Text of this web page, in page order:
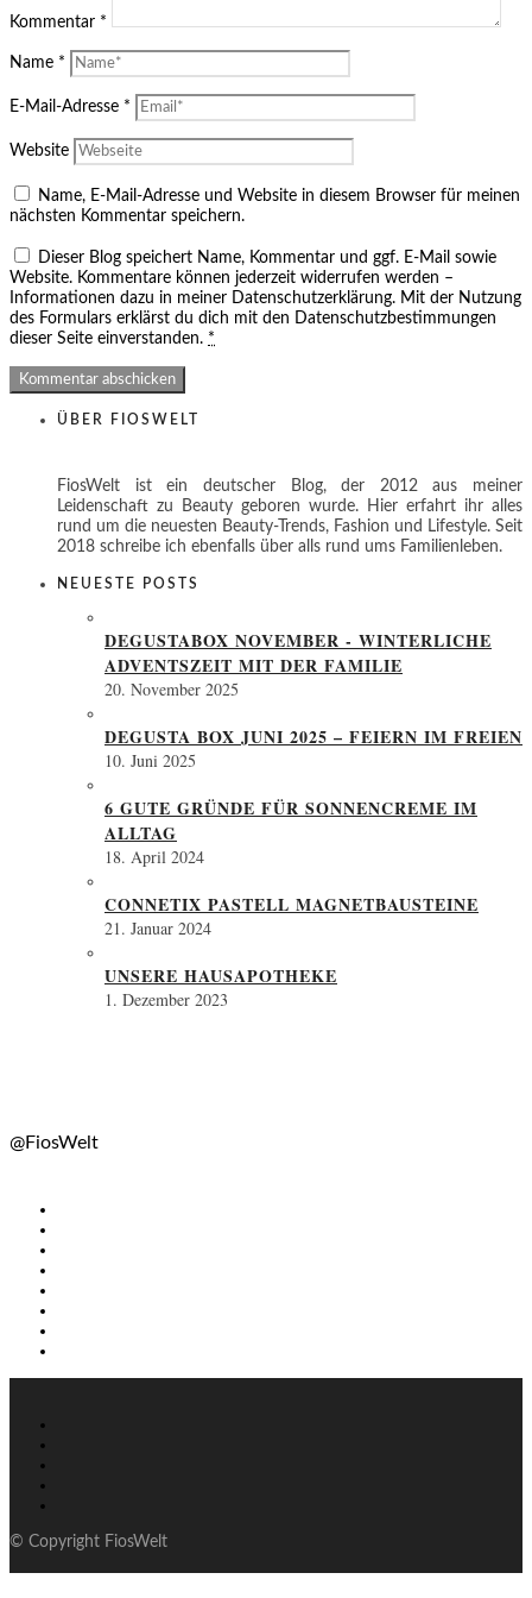
Kommentar *
Name *
E-Mail-Adresse *
Website
Name, E-Mail-Adresse und Website in diesem Browser für meinen
nächsten Kommentar speichern.
Dieser Blog speichert Name, Kommentar und ggf. E-Mail sowie
Website. Kommentare können jederzeit widerrufen werden –
Informationen dazu in meiner Datenschutzerklärung. Mit der Nutzung
des Formulars erklärst du dich mit den Datenschutzbestimmungen
dieser Seite einverstanden. *
ÜBER FIOSWELT
FiosWelt ist ein deutscher Blog, der 2012 aus meiner
Leidenschaft zu Beauty geboren wurde. Hier erfahrt ihr alles
rund um die neuesten Beauty-Trends, Fashion und Lifestyle. Seit
2018 schreibe ich ebenfalls über alls rund ums Familienleben.
NEUESTE POSTS
DEGUSTABOX NOVEMBER - WINTERLICHE
ADVENTSZEIT MIT DER FAMILIE
20. November 2025
DEGUSTA BOX JUNI 2025 – FEIERN IM FREIEN
10. Juni 2025
6 GUTE GRÜNDE FÜR SONNENCREME IM
ALLTAG
18. April 2024
CONNETIX PASTELL MAGNETBAUSTEINE
21. Januar 2024
UNSERE HAUSAPOTHEKE
1. Dezember 2023
@FiosWelt
© Copyright FiosWelt